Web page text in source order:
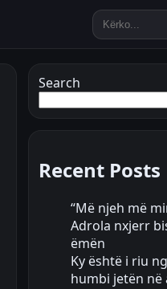
Search
Recent Posts
“Më njeh më
Adrola nxjerr
ëmën
Ky është i riu
humbi jetën në